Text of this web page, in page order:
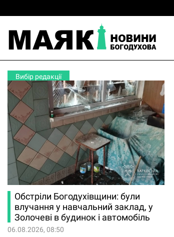
Вибір редакції
Обстріли Богодухівщини: були
влучання у навчальний заклад, у
Золочеві в будинок і автомобіль
06.08.2026, 08:50